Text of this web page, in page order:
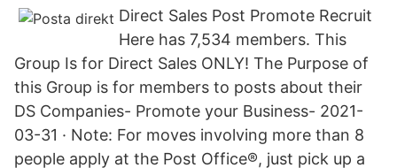
Direct Sales Post Promote Recruit
Here has 7,534 members. This
Group Is for Direct Sales ONLY! The Purpose of
this Group is for members to posts about their
DS Companies- Promote your Business- 2021-
03-31 · Note: For moves involving more than 8
people apply at the Post Office®, just pick up a